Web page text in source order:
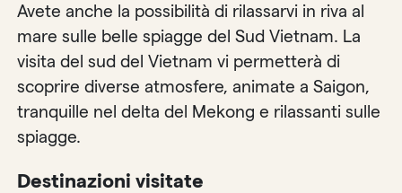
Avete anche la possibilità di rilassarvi in riva al
mare sulle belle spiagge del Sud Vietnam. La
visita del sud del Vietnam vi permetterà di
scoprire diverse atmosfere, animate a Saigon,
tranquille nel delta del Mekong e rilassanti sulle
spiagge.
Destinazioni visitate